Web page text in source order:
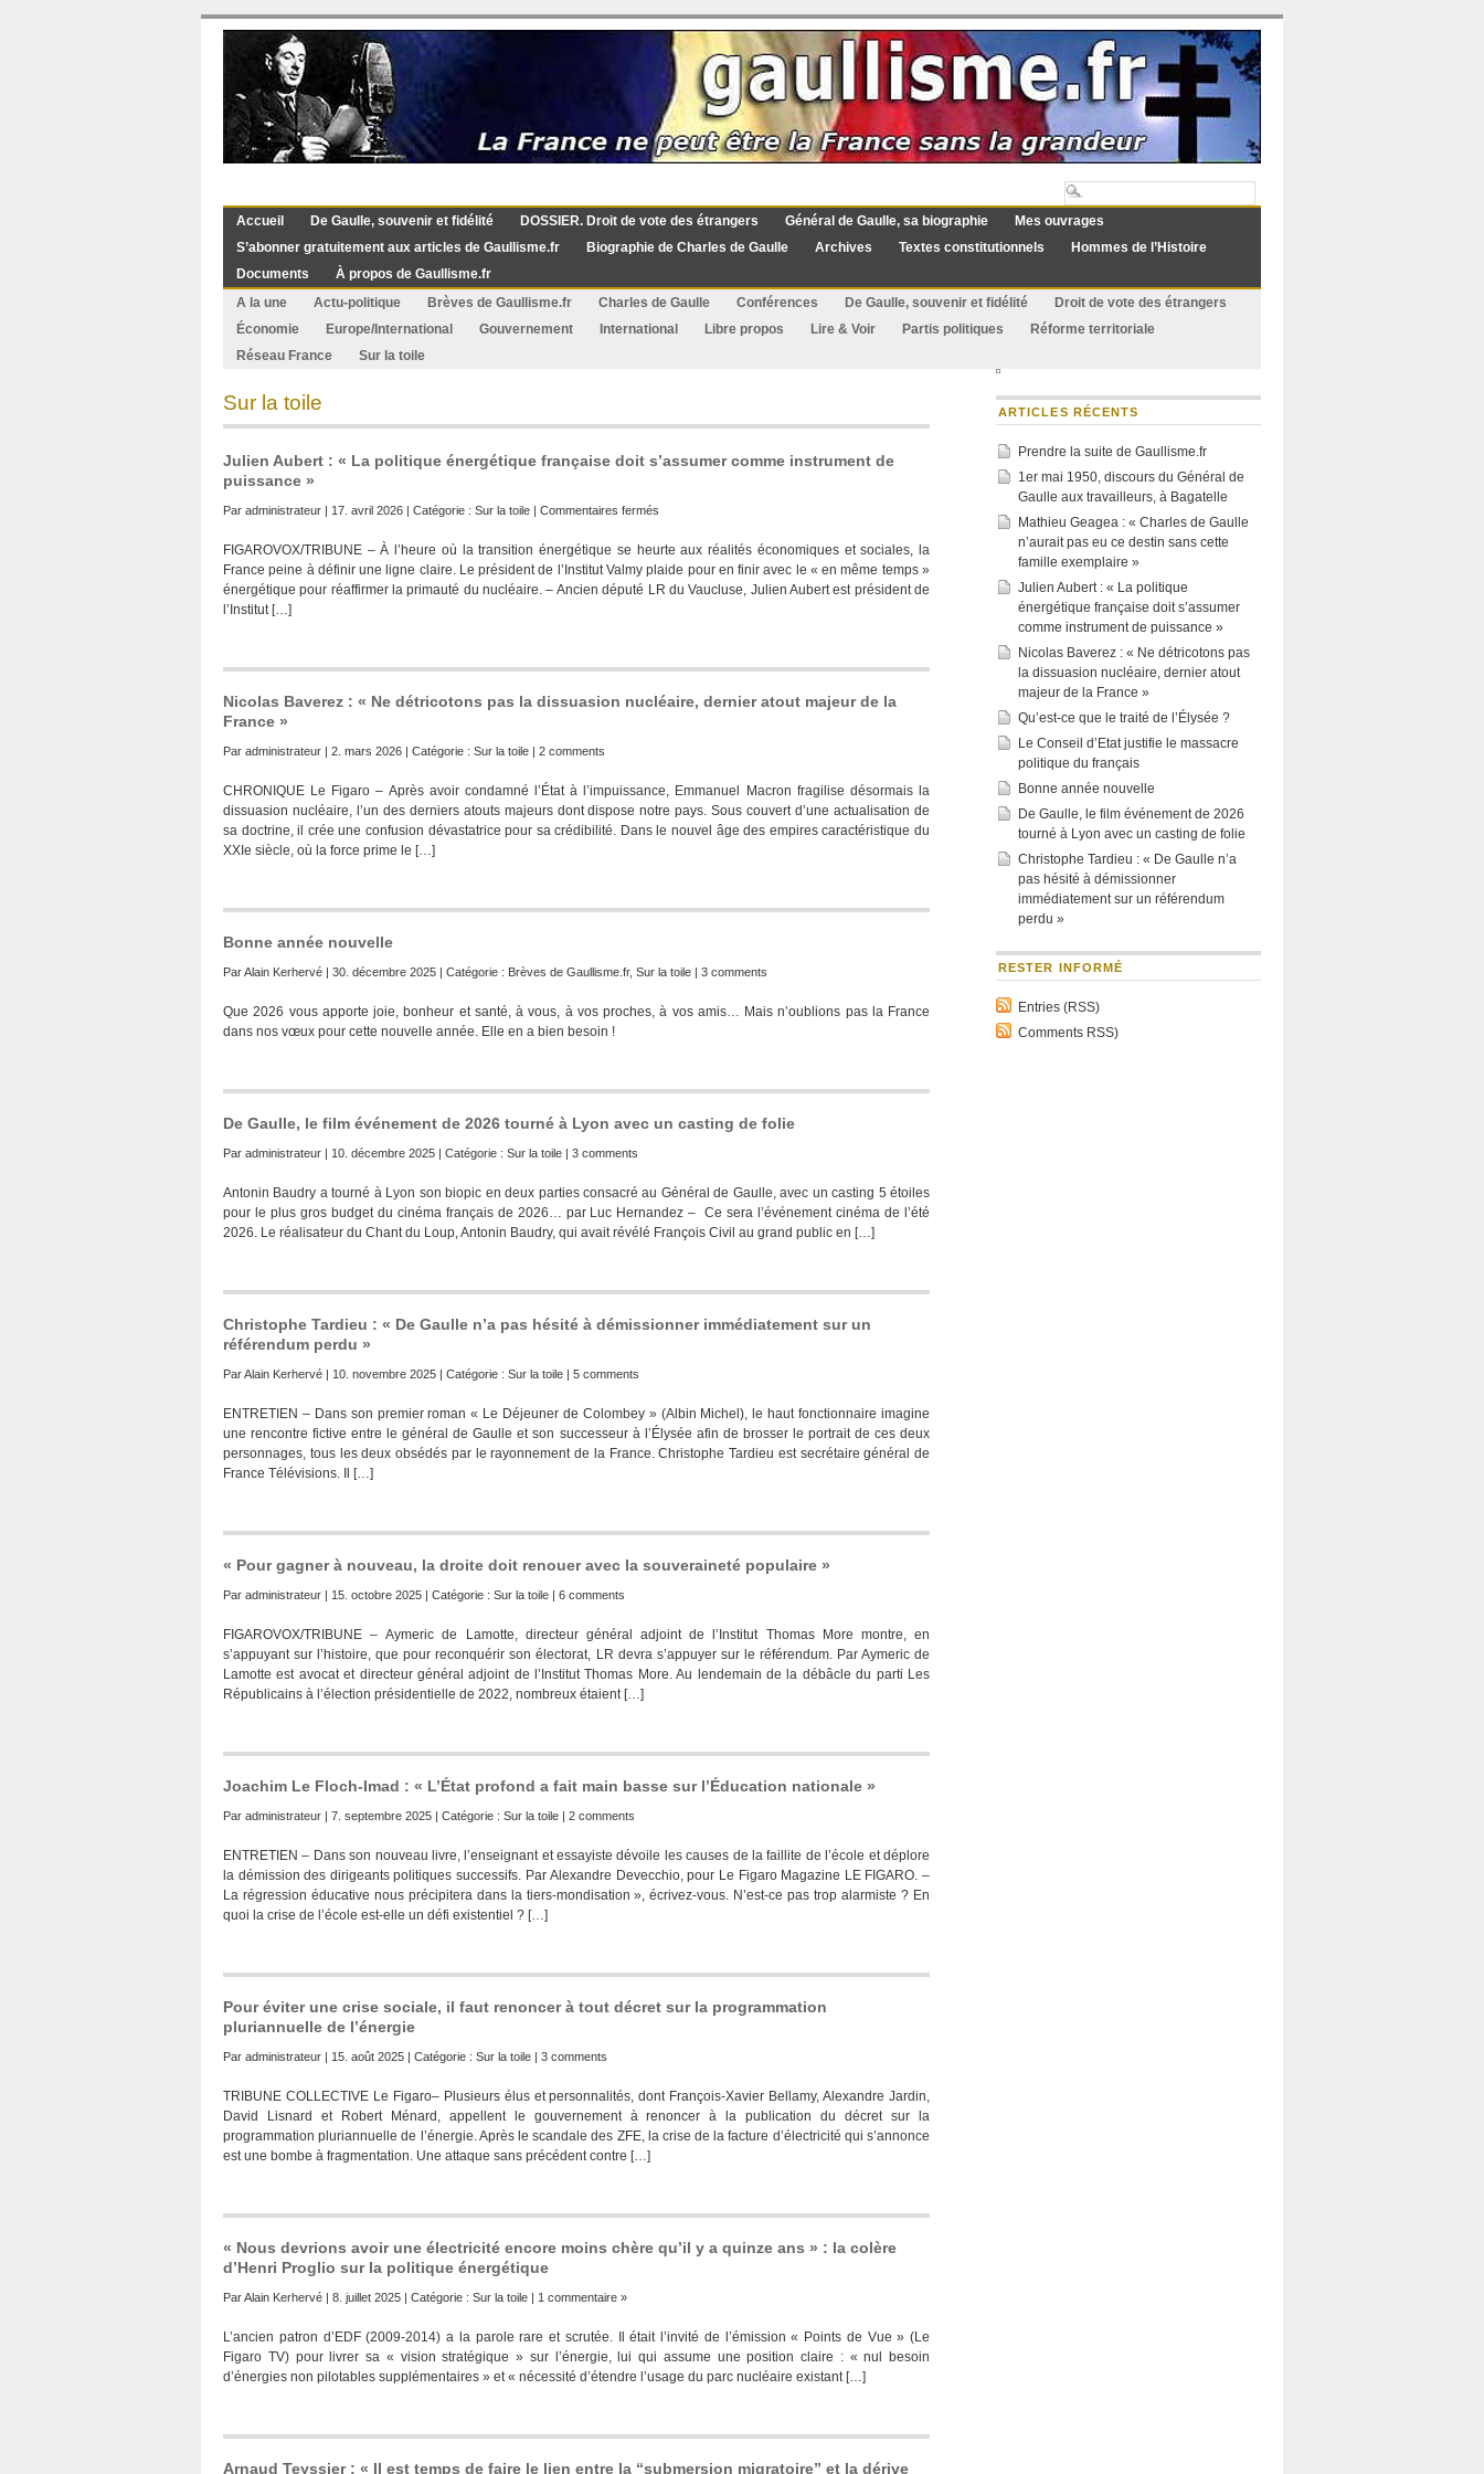
Accueil De Gaulle, souvenir et fidélité DOSSIER. Droit de vote des étrangers Général de Gaulle, sa biographie
Mes ouvrages
S’abonner gratuitement aux articles de Gaullisme.fr
Biographie de Charles de Gaulle Archives Textes constitutionnels
Hommes de l’Histoire
Documents
À propos de Gaullisme.fr
A la une
Actu-politique Brèves de Gaullisme.fr Charles de Gaulle Conférences De Gaulle, souvenir et fidélité
Droit de vote des étrangers
Économie
Europe/International Gouvernement International Libre propos Lire & Voir Partis politiques
Réforme territoriale
Réseau France
Sur la toile
Sur la toile
Julien Aubert : « La politique énergétique française doit s’assumer comme instrument de
puissance »
Par administrateur | 17. avril 2026 | Catégorie : Sur la toile | Commentaires fermés
Aubert : « La
politique
énergétique
comme
de
FIGAROVOX/TRIBUNE – À l’heure où la transition énergétique se heurte aux réalités économiques et sociales, la
France peine à définir une ligne claire. Le président de l’Institut Valmy plaide pour en finir avec le « en même temps »
énergétique pour réaffirmer la primauté du nucléaire. – Ancien député LR du Vaucluse, Julien Aubert est président de
l’Institut […]
Nicolas Baverez : « Ne détricotons pas la dissuasion nucléaire, dernier atout majeur de la
France »
Par administrateur | 2. mars 2026 | Catégorie : Sur la toile | 2 comments
CHRONIQUE Le Figaro – Après avoir condamné l’État à l’impuissance, Emmanuel Macron fragilise désormais la
dissuasion nucléaire, l’un des derniers atouts majeurs dont dispose notre pays. Sous couvert d’une actualisation de
sa doctrine, il crée une confusion dévastatrice pour sa crédibilité. Dans le nouvel âge des empires caractéristique du
XXIe siècle, où la force prime le […]
Bonne année nouvelle
ParAlain Kerhervé | 30. décembre 2025 | Catégorie : Brèves de Gaullisme.fr, Sur la toile | 3 comments
Que 2026 vous apporte joie, bonheur et santé, à vous, à vos proches, à vos amis… Mais n’oublions pas la France
dans nos vœux pour cette nouvelle année. Elle en a bien besoin !
De Gaulle, le film événement de 2026 tourné à Lyon avec un casting de folie
Par administrateur | 10. décembre 2025 | Catégorie : Sur la toile | 3 comments
Antonin Baudry a tourné à Lyon son biopic en deux parties consacré au Général de Gaulle, avec un casting 5 étoiles
pour le plus gros budget du cinéma français de 2026… par Luc Hernandez – Ce sera l’événement cinéma de l’été
2026. Le réalisateur du Chant du Loup, Antonin Baudry, qui avait révélé François Civil au grand public en […]
Christophe Tardieu : « De Gaulle n’a pas hésité à démissionner immédiatement sur un
référendum perdu »
ParAlain Kerhervé | 10. novembre 2025 | Catégorie : Sur la toile | 5 comments
ENTRETIEN – Dans son premier roman « Le Déjeuner de Colombey » (Albin Michel), le haut fonctionnaire imagine
une rencontre fictive entre le général de Gaulle et son successeur à l’Élysée afin de brosser le portrait de ces deux
personnages, tous les deux obsédés par le rayonnement de la France. Christophe Tardieu est secrétaire général de
France Télévisions. Il […]
« Pour gagner à nouveau, la droite doit renouer avec la souveraineté populaire »
Par administrateur | 15. octobre 2025 | Catégorie : Sur la toile | 6 comments
FIGAROVOX/TRIBUNE – Aymeric de Lamotte, directeur général adjoint de l’Institut Thomas More montre, en
s’appuyant sur l’histoire, que pour reconquérir son électorat, LR devra s’appuyer sur le référendum. Par Aymeric de
Lamotte est avocat et directeur général adjoint de l’Institut Thomas More. Au lendemain de la débâcle du parti Les
Républicains à l’élection présidentielle de 2022, nombreux étaient […]
Joachim Le Floch-Imad : « L’État profond a fait main basse sur l’Éducation nationale »
Par administrateur | 7. septembre 2025 | Catégorie : Sur la toile | 2 comments
ENTRETIEN – Dans son nouveau livre, l’enseignant et essayiste dévoile les causes de la faillite de l’école et déplore
la démission des dirigeants politiques successifs. Par Alexandre Devecchio, pour Le Figaro Magazine LE FIGARO. –
La régression éducative nous précipitera dans la tiers-mondisation », écrivez-vous. N’est-ce pas trop alarmiste ? En
quoi la crise de l’école est-elle un défi existentiel ? […]
Pour éviter une crise sociale, il faut renoncer à tout décret sur la programmation
pluriannuelle de l’énergie
Par administrateur | 15. août 2025 | Catégorie : Sur la toile | 3 comments
TRIBUNE COLLECTIVE Le Figaro– Plusieurs élus et personnalités, dont François-Xavier Bellamy, Alexandre Jardin,
David Lisnard et Robert Ménard, appellent le gouvernement à renoncer à la publication du décret sur la
programmation pluriannuelle de l’énergie. Après le scandale des ZFE, la crise de la facture d’électricité qui s’annonce
est une bombe à fragmentation. Une attaque sans précédent contre […]
« Nous devrions avoir une électricité encore moins chère qu’il y a quinze ans » : la colère
d’Henri Proglio sur la politique énergétique
ParAlain Kerhervé | 8. juillet 2025 | Catégorie : Sur la toile | 1 commentaire »
L’ancien patron d’EDF (2009-2014) a la parole rare et scrutée. Il était l’invité de l’émission « Points de Vue » (Le
Figaro TV) pour livrer sa « vision stratégique » sur l’énergie, lui qui assume une position claire : « nul besoin
d’énergies non pilotables supplémentaires » et « nécessité d’étendre l’usage du parc nucléaire existant […]
Arnaud Teyssier : « Il est temps de faire le lien entre la “submersion migratoire” et la dérive
ARTICLES RÉCENTS
Prendre la suite de Gaullisme.fr
1er mai 1950, discours du Général de
Gaulle aux travailleurs, à Bagatelle
Mathieu Geagea : « Charles de Gaulle
n’aurait pas eu ce destin sans cette
famille exemplaire »
Julien Aubert : « La politique
énergétique française doit s’assumer
comme instrument de puissance »
Nicolas Baverez : « Ne détricotons pas
la dissuasion nucléaire, dernier atout
majeur de la France »
Qu’est-ce que le traité de l’Élysée ?
Le Conseil d’Etat justifie le massacre
politique du français
Bonne année nouvelle
De Gaulle, le film événement de 2026
tourné à Lyon avec un casting de folie
Christophe Tardieu : « De Gaulle n’a
pas hésité à démissionner
immédiatement sur un référendum
perdu »
RESTER INFORMÉ
Entries (RSS)
Comments RSS)